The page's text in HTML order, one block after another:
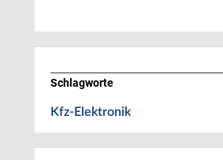
Schlagworte
Kfz-Elektronik